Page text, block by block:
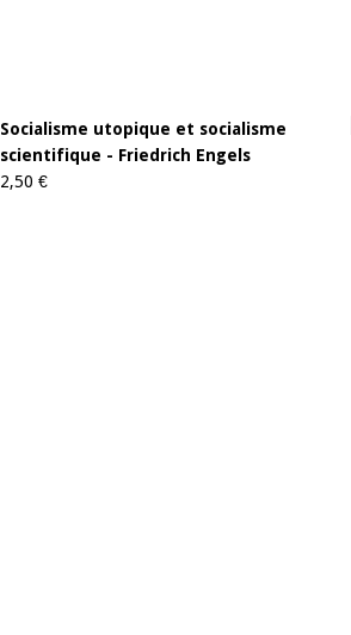
Socialisme utopique et socialisme
scientifique - Friedrich Engels
2,50 €